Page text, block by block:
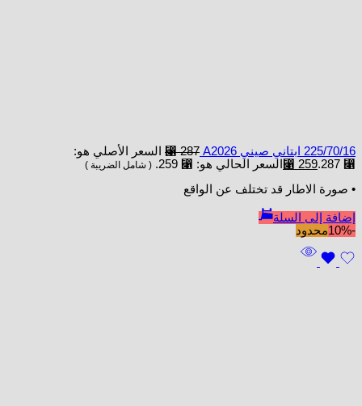
225/70/16 ابتاني صيني A2026 ⃁287
السعر الأصلي هو:
⃁ 287.
⃁ 259 السعر الحالي هو: ⃁ 259. ( شامل الضريبة )
• صورة الاطار قد تختلف عن الواقع
إضافة إلى السلة
-10%
محدود